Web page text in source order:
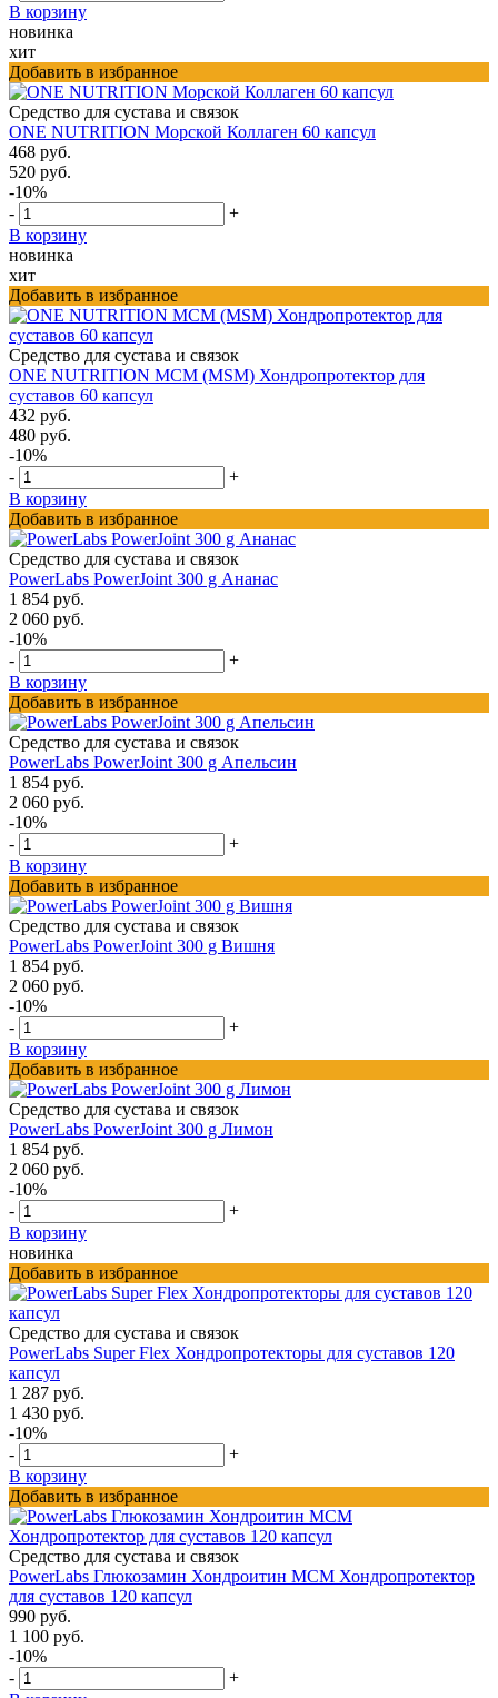
В корзину
новинка
хит
Добавить в избранное
Средство для сустава и связок
ONE NUTRITION Морской Коллаген 60 капсул
468 руб.
520 руб.
-10%
-
+
В корзину
новинка
хит
Добавить в избранное
Средство для сустава и связок
ONE NUTRITION МСМ (MSM) Хондропротектор для
суставов 60 капсул
432 руб.
480 руб.
-10%
-
+
В корзину
Добавить в избранное
Средство для сустава и связок
PowerLabs PowerJoint 300 g Ананас
1 854 руб.
2 060 руб.
-10%
-
+
В корзину
Добавить в избранное
Средство для сустава и связок
PowerLabs PowerJoint 300 g Апельсин
1 854 руб.
2 060 руб.
-10%
-
+
В корзину
Добавить в избранное
Средство для сустава и связок
PowerLabs PowerJoint 300 g Вишня
1 854 руб.
2 060 руб.
-10%
-
+
В корзину
Добавить в избранное
Средство для сустава и связок
PowerLabs PowerJoint 300 g Лимон
1 854 руб.
2 060 руб.
-10%
-
+
В корзину
новинка
Добавить в избранное
Средство для сустава и связок
PowerLabs Super Flex Хондропротекторы для суставов 120
капсул
1 287 руб.
1 430 руб.
-10%
-
+
В корзину
Добавить в избранное
Средство для сустава и связок
PowerLabs Глюкозамин Хондроитин МСМ Хондропротектор
для суставов 120 капсул
990 руб.
1 100 руб.
-10%
-
+